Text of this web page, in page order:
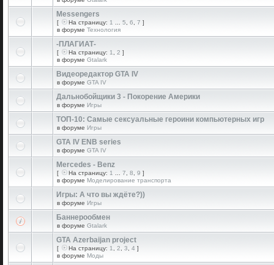
Messengers
[ На страницу: 1 5 6 7 ]
в форуме Технология
-ПЛАГИАТ-
[ На страницу: 1 2 ]
в форуме Gtalark
Видеоредактор GTA IV
в форуме GTA IV
Дальнобойщики 3 - Покорение Америки
в форуме Игры
ТОП-10: Самые сексуальные героини компьютерных игр
в форуме Игры
GTA IV ENB series
в форуме GTA IV
Mercedes - Benz
[ На страницу: 1 7 8 9 ]
в форуме Моделирование транспорта
Игры: А что вы ждёте?))
в форуме Игры
Баннерообмен
в форуме Gtalark
GTA Azerbaijan project
[ На страницу: 1 2 3 4 ]
в форуме Моды